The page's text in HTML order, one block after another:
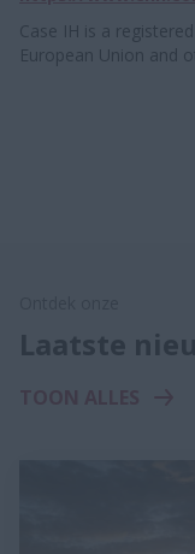
Case IH is a
European Union and
Laatste